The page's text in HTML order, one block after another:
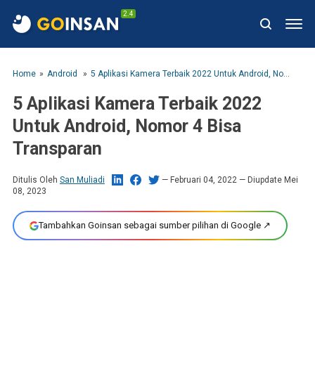
2.4
Home Android 5 Aplikasi Kamera Terbaik 2022 Untuk Android, Nomor 4 Bisa Transparan
5 Aplikasi Kamera Terbaik 2022
Untuk Android, Nomor 4 Bisa
Transparan
Ditulis Oleh San Muliadi Februari 04, 2022 — Diupdate Mei
08, 2023
Tambahkan Goinsan sebagai sumber pilihan di Google ↗